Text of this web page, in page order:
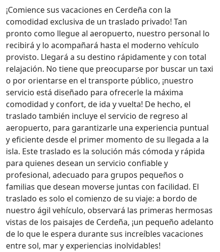
¡Comience sus vacaciones en Cerdeña con la
comodidad exclusiva de un traslado privado! Tan
pronto como llegue al aeropuerto, nuestro personal lo
recibirá y lo acompañará hasta el moderno vehículo
provisto. Llegará a su destino rápidamente y con total
relajación. No tiene que preocuparse por buscar un taxi
o por orientarse en el transporte público, ¡nuestro
servicio está diseñado para ofrecerle la máxima
comodidad y confort, de ida y vuelta! De hecho, el
traslado también incluye el servicio de regreso al
aeropuerto, para garantizarle una experiencia puntual
y eficiente desde el primer momento de su llegada a la
isla. Este traslado es la solución más cómoda y rápida
para quienes desean un servicio confiable y
profesional, adecuado para grupos pequeños o
familias que desean moverse juntas con facilidad. El
traslado es solo el comienzo de su viaje: a bordo de
nuestro ágil vehículo, observará las primeras hermosas
vistas de los paisajes de Cerdeña, ¡un pequeño adelanto
de lo que le espera durante sus increíbles vacaciones
entre sol, mar y experiencias inolvidables!